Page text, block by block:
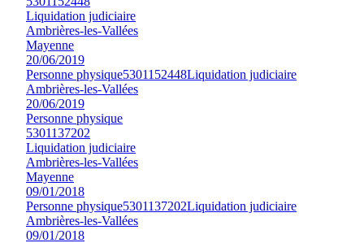
Liquidation judiciaire
Ambrières-les-Vallées
Mayenne
20/06/2019
Personne physique5301152448Liquidation judiciaire
Ambrières-les-Vallées
20/06/2019
Personne physique
5301137202
Liquidation judiciaire
Ambrières-les-Vallées
Mayenne
09/01/2018
Personne physique5301137202Liquidation judiciaire
Ambrières-les-Vallées
09/01/2018